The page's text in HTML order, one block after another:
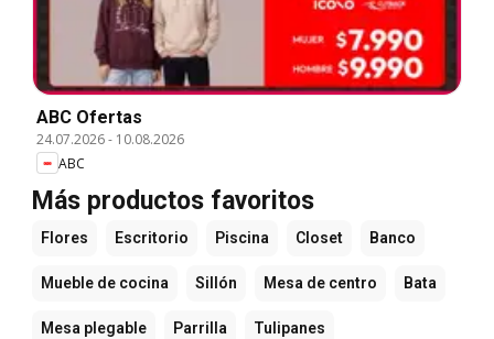
ABC Ofertas
24.07.2026- 10.08.2026
ABC
Más productos favoritos
Flores Escritorio Piscina Closet Banco
Mueble de cocina Sillón Mesa de centro Bata
Mesa plegable Parrilla Tulipanes